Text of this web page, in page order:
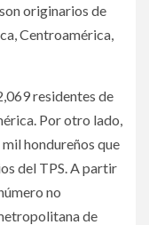
originarios de
Centroamérica,
residentes de
Por otro lado,
hondureños que
del TPS. A partir
no
de